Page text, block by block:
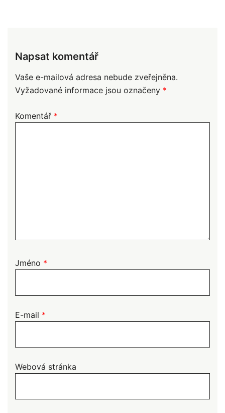
Napsat komentář
Vaše e-mailová adresa nebude zveřejněna.
Vyžadované informace jsou označeny *
Komentář *
Jméno *
E-mail *
Webová stránka